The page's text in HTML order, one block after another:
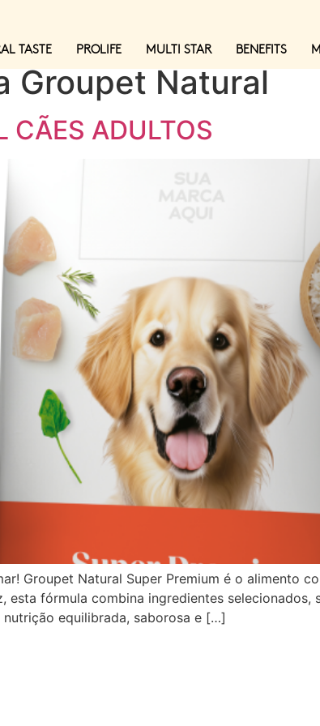
TASTE PROLIFE MULTI STAR BENEFITS
Groupet Natural
CÃES ADULTOS
Groupet Natural Super Premium é o alimento
esta fórmula combina ingredientes
equilibrada, saborosa e […]